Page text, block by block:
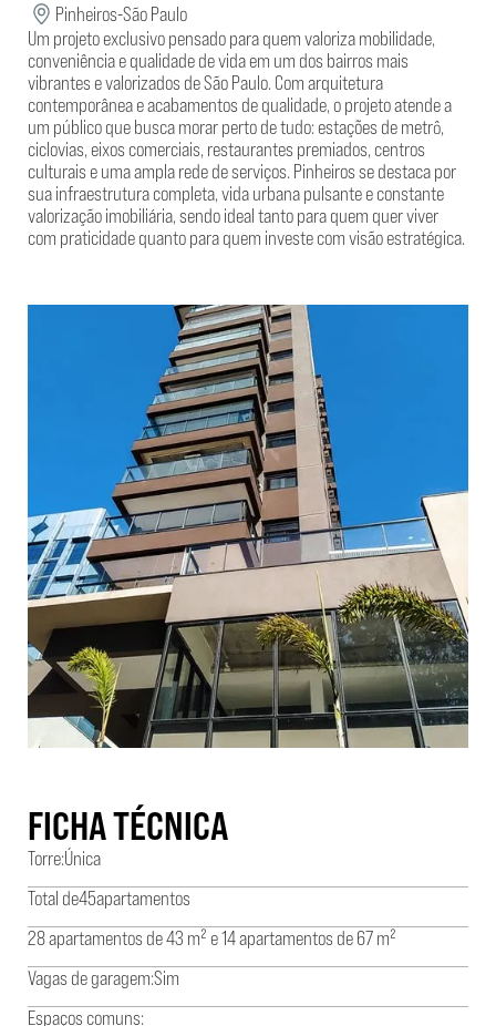
Pinheiros-São Paulo
Um projeto exclusivo pensado para quem valoriza mobilidade,
conveniência e qualidade de vida em um dos bairros mais
vibrantes e valorizados de São Paulo. Com arquitetura
contemporânea e acabamentos de qualidade, o projeto atende a
um público que busca morar perto de tudo: estações de metrô,
ciclovias, eixos comerciais, restaurantes premiados, centros
culturais e uma ampla rede de serviços. Pinheiros se destaca por
sua infraestrutura completa, vida urbana pulsante e constante
valorização imobiliária, sendo ideal tanto para quem quer viver
com praticidade quanto para quem investe com visão estratégica.
FICHA TÉCNICA
Torre:Única
Total de45apartamentos
28 apartamentos de 43 m² e 14 apartamentos de 67 m²
Vagas de garagem:Sim
Espaços comuns: